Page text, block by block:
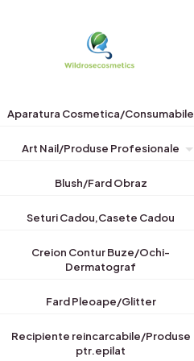
Aparatura Cosmetica/Consumabile
Art Nail/Produse Profesionale
Blush/Fard Obraz
Seturi Cadou,Casete Cadou
Creion Contur Buze/Ochi-
Dermatograf
Fard Pleoape/Glitter
Recipiente reincarcabile/Produse
ptr.epilat